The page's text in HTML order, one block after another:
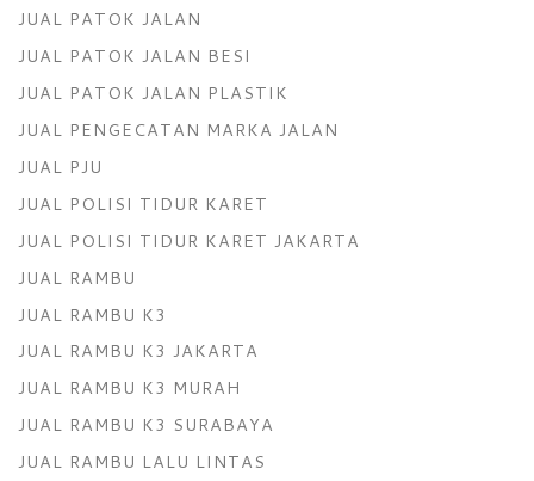
JUAL PATOK JALAN
JUAL PATOK JALAN BESI
JUAL PATOK JALAN PLASTIK
JUAL PENGECATAN MARKA JALAN
JUAL PJU
JUAL POLISI TIDUR KARET
JUAL POLISI TIDUR KARET JAKARTA
JUAL RAMBU
JUAL RAMBU K3
JUAL RAMBU K3 JAKARTA
JUAL RAMBU K3 MURAH
JUAL RAMBU K3 SURABAYA
JUAL RAMBU LALU LINTAS